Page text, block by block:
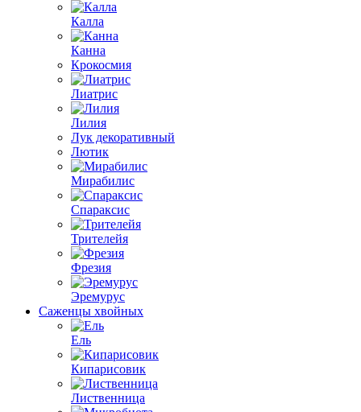
Калла
Канна
Крокосмия
Лиатрис
Лилия
Лук декоративный
Лютик
Мирабилис
Спараксис
Трителейя
Фрезия
Эремурус
Саженцы хвойных
Ель
Кипарисовик
Лиственница